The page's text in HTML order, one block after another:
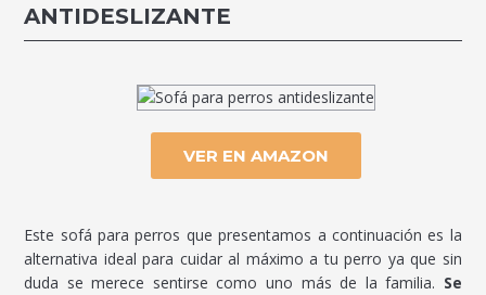
ANTIDESLIZANTE
VER EN AMAZON
Este sofá para perros que presentamos a continuación es la
alternativa ideal para cuidar al máximo a tu perro ya que sin
duda se merece sentirse como uno más de la familia. Se